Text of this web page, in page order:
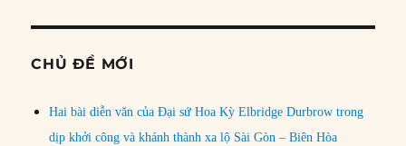
CHỦ ĐỀ MỚI
Hai bài diễn văn của Đại sứ Hoa Kỳ Elbridge Durbrow trong
dịp khởi công và khánh thành xa lộ Sài Gòn – Biên Hòa